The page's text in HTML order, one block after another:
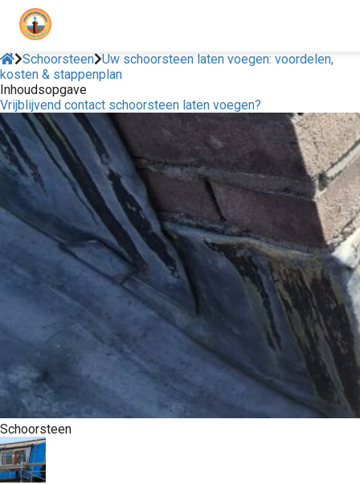
Schoorsteen Uw schoorsteen laten voegen: voordelen,
kosten & stappenplan
Inhoudsopgave
Vrijblijvend contact schoorsteen laten voegen?
Schoorsteen